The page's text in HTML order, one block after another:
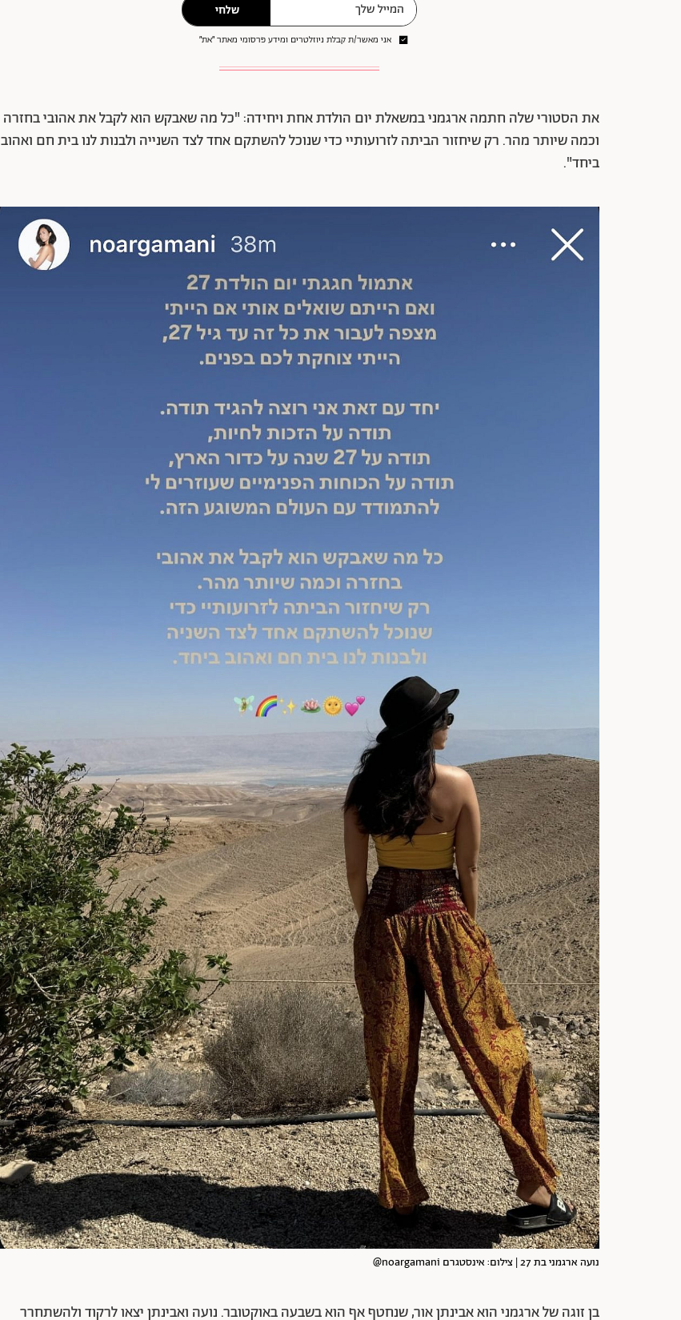
שלחי
אני מאשר/ת קבלת ניוזלטרים ומידע פרסומי מאתר ״את״
את הסטורי שלה חתמה ארגמני במשאלת יום הולדת אחת ויחידה: "כל מה שאבקש הוא לקבל את אהובי בחזרה
וכמה שיותר מהר. רק שיחזור הביתה לזרועותיי כדי שנוכל להשתקם אחד לצד השנייה ולבנות לנו בית חם ואהוב
ביחד".
נועה ארגמני בת 27 | צילום: אינסטגרם noargamani@
בן זוגה של ארגמני הוא אבינתן אור, שנחטף אף הוא בשבעה באוקטובר. נועה ואבינתן יצאו לרקוד ולהשתחרר